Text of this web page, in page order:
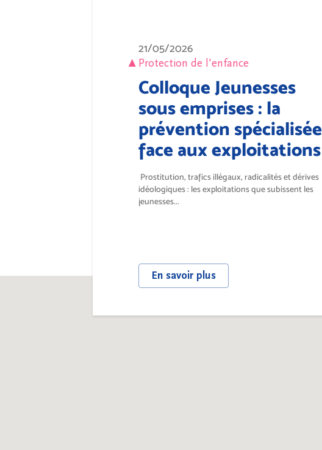
21/05/2026
Protection de l'enfance
Colloque Jeunesses
sous emprises : la
prévention spécialisée
face aux exploitations
Prostitution, trafics illégaux, radicalités et dérives
idéologiques : les exploitations que subissent les
jeunesses...
En savoir plus